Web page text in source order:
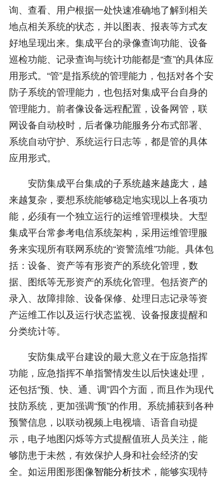
询、查看、用户根据一处快速准确地了解到相关
地点相关系统的状态，并以图表、报表等方式友
好地呈现出来。集成平台的录像查询功能、设备
巡检功能、记录查询与统计功能都是“查”的具体应
用形式。“管”是指系统的管理能力，包括对各个安
防子系统的管理能力，也包括对集成平台自身的
管理能力。前者像设备远程配置，设备网管，联
网设备自动校时，后者像功能服务分布式部署、
系统自动守护、系统运行日志等，都是管的具体
应用形式。
安防集成平台集成的子系统越来越庞大，越
来越复杂，要想系统能够稳定地实现以上各项功
能，必须有一个独立运行的运维管理模块。大型
集成平台常参考电信系统架构，采用运维管理服
务来实现所有联网系统的“资警流维”功能。具体包
括：设备、资产等有形资产的系统化管理，数
据、图纸等无形资产的系统化管理。包括资产的
录入、故障排除、设备保修、处理日志记录等资
产运维工作以及运行状态监视、设备报废提醒和
分类统计等。
安防集成平台建设的最大意义在于应急指挥
功能，应急指挥不单指警情发生以后快速处理，
还包括“预、快、通、调”四个方面，而且作为现代
技防系统，更加强调“预”的作用。系统捕获到各种
预警信息，以联动视频上电视墙、语音自动提
示，电子地图闪烁等方式提醒值班人员关注，能
够防患于未然，有效保护人身和社会经济的安
全。如运用图形图像智能分析技术，能够实现特